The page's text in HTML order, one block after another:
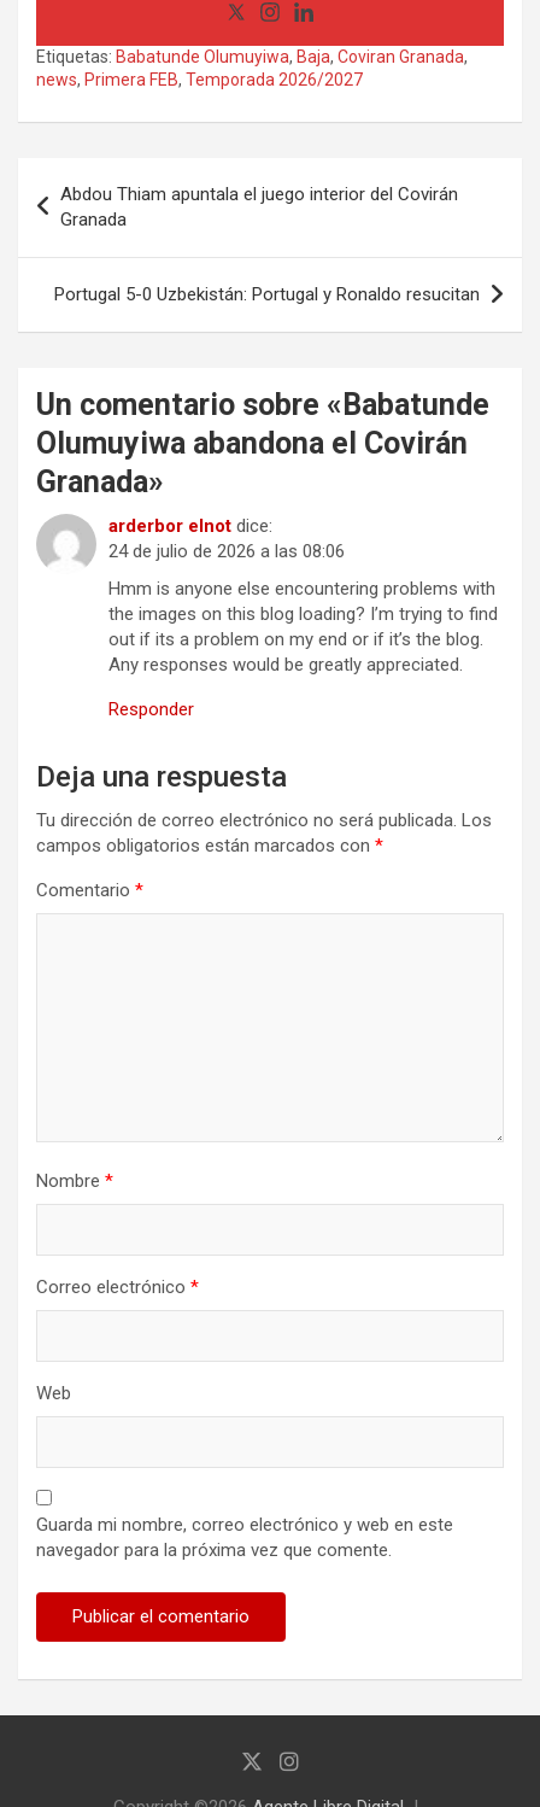
Etiquetas: Babatunde Olumuyiwa, Baja, Coviran Granada,
news, Primera FEB, Temporada 2026/2027
de
entradas
Abdou Thiam apuntala el juego interior del Covirán
Granada
Portugal 5-0 Uzbekistán: Portugal y Ronaldo resucitan
Un comentario sobre « Babatunde
Olumuyiwa abandona el Covirán
Granada»
arderbor elnot dice:
24 de julio de 2026 a las 08:06
Hmm is anyone else encountering problems with
the images on this blog loading? I’m trying to find
out if its a problem on my end or if it’s the blog.
Any responses would be greatly appreciated.
Responder
Deja una respuesta
Tu dirección de correo electrónico no será publicada. Los
campos obligatorios están marcados con *
Comentario *
Nombre *
Correo electrónico *
Web
Guarda mi nombre, correo electrónico y web en este
navegador para la próxima vez que comente.